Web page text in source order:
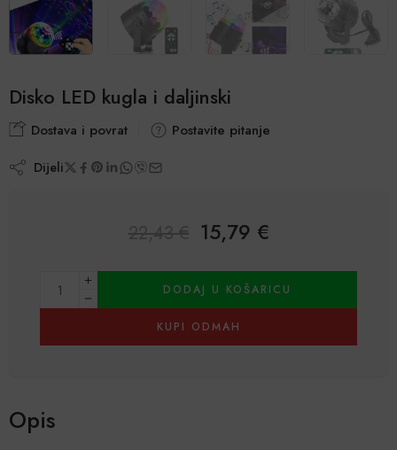
Disko LED kugla i daljinski
Dostava i povrat Postavite pitanje
Dijeli
15,79 €
DODAJ U KOŠARICU
KUPI ODMAH
Alternative:
Opis